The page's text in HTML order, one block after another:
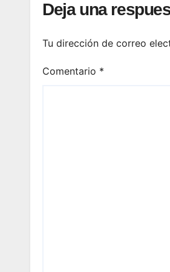
Deja una
Tu dirección de correo
Comentario *